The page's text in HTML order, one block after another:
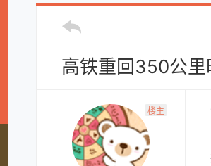
高铁重回350公里
楼主